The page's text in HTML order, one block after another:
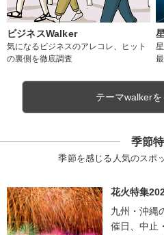
ビジネスWalker
気になるビジネスのアレコレ、ヒット
の裏側を徹底調査
テーマwalkerを
季節
季節を感じる人気のスポ
花火特集
九州・沖縄
催日、中止